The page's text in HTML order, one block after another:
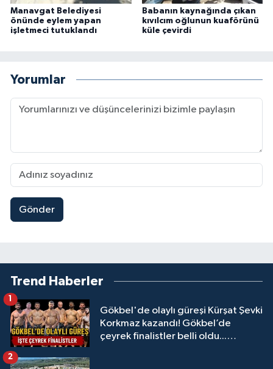
Manavgat Belediyesi
önünde eylem yapan
işletmeci tutuklandı
Babanın kaynağında çıkan
kıvılcım oğlunun kuaförünü
küle çevirdi
Yorumlar
Gönder
Trend Haberler
Gökbel'de olaylı güreşi Kürşat Şevki
Korkmaz kazandı! Gökbel’de
çeyrek finalistler belli oldu...
1
2